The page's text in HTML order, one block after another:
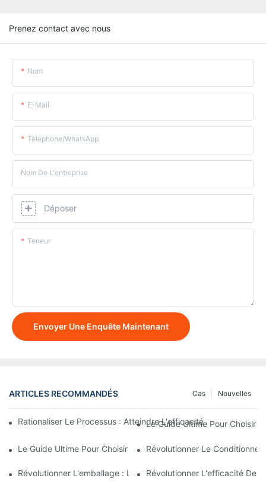
Prenez contact avec nous
Nom
E-Mail
Téléphone/WhatsApp
Nom De L'entreprise
Déposer
Teneur
Envoyer Une Enquête Maintenant
ARTICLES RECOMMANDÉS Nouvelles
Cas
Rationaliser Le Processus : Atteindre L'efficacité Avec Les
Le Guide Ultime Pour Choisir
Le Guide Ultime Pour Choisir Une Entreprise D’équipement De
Révolutionner Le
Révolutionner L'emballage : La Machine D'emballage De
Révolutionner L'efficacité De